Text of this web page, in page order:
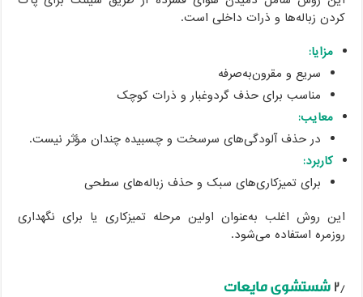
کردن زباله‌ها و ذرات داخلی است.
مزایا:
سریع و مقرون‌به‌صرفه
مناسب برای حذف گردوغبار و ذرات کوچک
معایب:
در حذف آلودگی‌های سرسخت و چسبیده چندان مؤثر نیست.
کاربرد:
برای تمیزکاری‌های سبک و حذف زباله‌های سطحی
این روش اغلب به‌عنوان اولین مرحله تمیزکاری یا برای نگهداری
روزمره استفاده می‌شود.
۲٫شستشوی مایعات